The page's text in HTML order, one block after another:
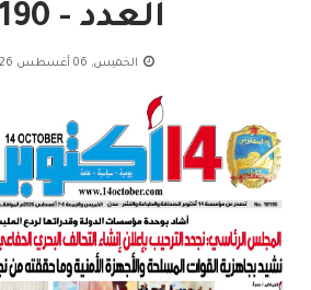
العدد - 18190
الخميس, 06 أغسطس 2026